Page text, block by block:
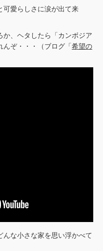
可愛らしさに涙が出て来
か、ヘタしたら「カンボジア
んぞ・・・（ブログ「希望の
んな小さな家を思い浮かべて